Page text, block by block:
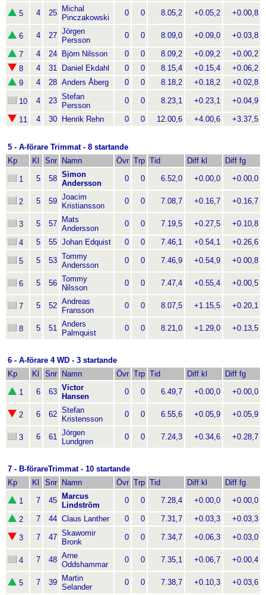
5 4 25
Michal
Pinczakowski
0 0 8.05,2 +0.05,2 +0.00,8
6 4 27 Jörgen
Persson
0 0 8.09,0 +0.09,0 +0.03,8
7 4 24 Björn Nilsson 0 0 8.09,2 +0.09,2
+0.00,2
8
4 31 Daniel Ekdahl 0 0 8.15,4 +0.15,4
+0.06,2
9
4 28 Anders Åberg 0 0 8.18,2 +0.18,2 +0.02,8
10 4 23 Stefan
Persson
0 0 8.23,1 +0.23,1 +0.04,9
11 4 30 Henrik Rehn 0 0 12.00,6 +4.00,6 +3.37,5
5 - A-förare Trimmat - 8 startande
Kp
Kl Snr Namn Övr Trp Tid Diff kl Diff fg
1 5 58 Simon
Andersson
0 0 6.52,0 +0.00,0 +0.00,0
2 5 59 Joacim
Kristiansson
0 0 7.08,7 +0.16,7 +0.16,7
3 5 57
Mats
Andersson
0 0 7.19,5 +0.27,5 +0.10,8
4 5 55 Johan Edquist 0 0 7.46,1 +0.54,1 +0.26,6
5 5 53 Tommy
Andersson
0 0 7.46,9 +0.54,9 +0.00,8
6 5 56 Tommy
Nilsson
0 0 7.47,4 +0.55,4 +0.00,5
7 5 52 Andreas
Fransson
0 0 8.07,5 +1.15,5 +0.20,1
8 5 51
Anders
Palmquist
0 0 8.21,0 +1.29,0 +0.13,5
6 - A-förare 4 WD - 3 startande
Kp
Kl Snr Namn Övr Trp Tid Diff kl Diff fg
1 6 63 Victor
Hansen
0 0 6.49,7 +0.00,0 +0.00,0
2 6 62 Stefan
Kristensson
0 0 6.55,6 +0.05,9 +0.05,9
3 6 61
Jörgen
Lundgren
0 0 7.24,3 +0.34,6 +0.28,7
7 - B-förareTrimmat - 10 startande
Kp
Kl Snr Namn Övr Trp Tid Diff kl Diff fg
1 7 45
Marcus
Lindström
0 0 7.28,4 +0.00,0 +0.00,0
2 7 44 Claus Lanther 0 0 7.31,7 +0.03,3 +0.03,3
3 7 47 Skawomir
Bronk
0 0 7.34,7 +0.06,3 +0.03,0
4 7 48 Arne
Oddshammar
0 0 7.35,1 +0.06,7 +0.00,4
5 7 39
Martin
Selander
0 0 7.38,7 +0.10,3 +0.03,6